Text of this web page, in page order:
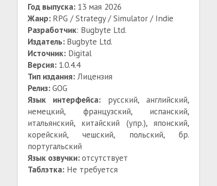
Год выпуска: 13 мая 2026
Жанр: RPG / Strategy / Simulator / Indie
Разработчик: Bugbyte Ltd.
Издатель: Bugbyte Ltd.
Источник: Digital
Версия: 1.0.4.4
Тип издания: Лицензия
Релиз:GOG
Язык интерфейса: русский, английский,
немецкий, французский, испанский,
итальянский, китайский (упр.), японский,
корейский, чешский, польский, бр.
португальский
Язык озвучки:отсутствует
Таблэтка: Не требуется